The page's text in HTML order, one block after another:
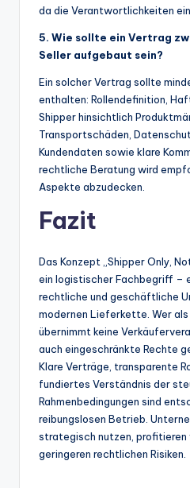
da die Verantwortlichkeiten
5. Wie sollte ein Vertrag
Seller aufgebaut sein?
Ein solcher Vertrag sollte
enthalten: Rollendefinition,
Shipper hinsichtlich
Transportschäden,
Kundendaten sowie klare
rechtliche Beratung wird
Aspekte abzudecken.
Fazit
Das Konzept „Shipper Only,
ein logistischer Fachbegriff –
rechtliche und geschäftliche
modernen Lieferkette. Wer als
übernimmt keine
auch eingeschränkte Rechte
Klare Verträge, transparente
fundiertes Verständnis der
Rahmenbedingungen sind
reibungslosen Betrieb.
strategisch nutzen, profitieren
geringeren rechtlichen Risiken.